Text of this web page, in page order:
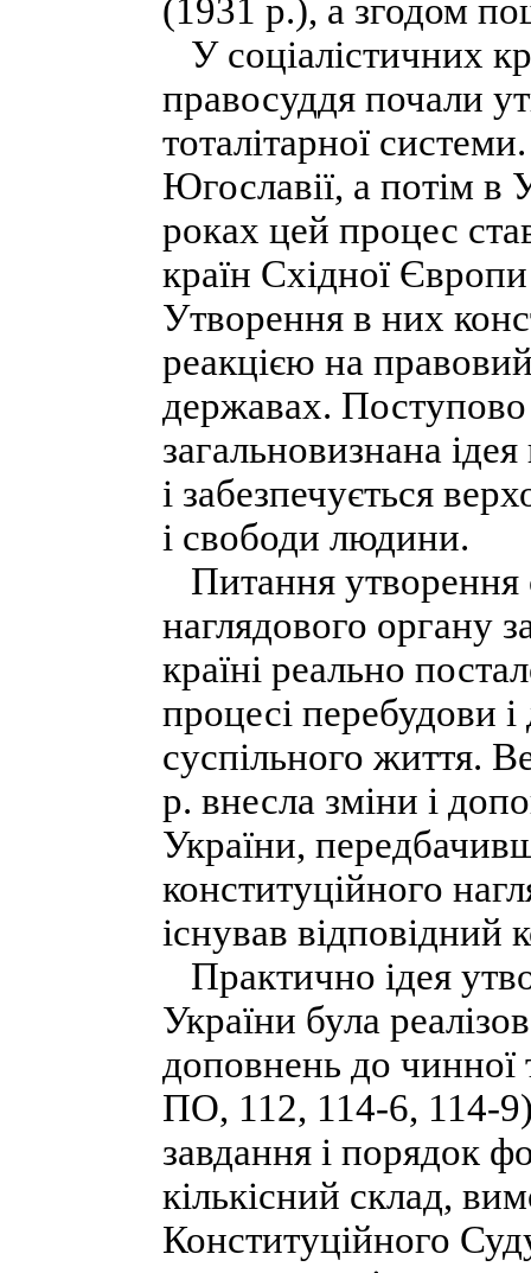
(1931 p.), а згодом
У соціалістичних
правосуддя почали
тоталітарної
Югославії, а потім
роках цей процес
країн Східної
Утворення в них
реакцією на
державах.
загальновизнана
і забезпечується
і свободи людини.
Питання утворення
наглядового органу
країні реально
процесі перебудови і
суспільного життя.
р. внесла зміни і
України,
конституційного
існував відповідний
Практично ідея
України була
доповнень до чинної
ПО, 112, 114-6, 114-
завдання і порядок
кількісний склад,
Конституційного